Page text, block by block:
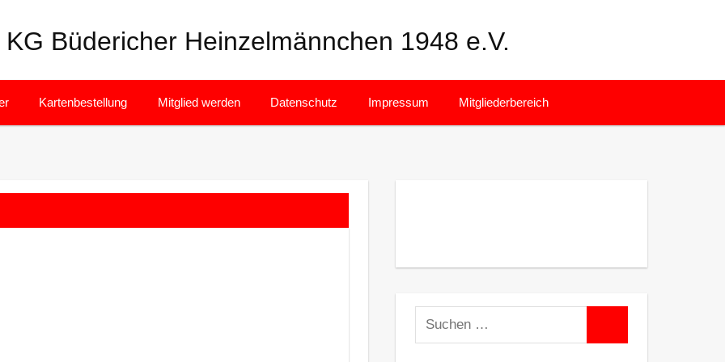
KG Büdericher Heinzelmännchen 1948 e.V.
Kartenbestellung Mitglied werden Datenschutz Impressum Mitgliederbereich
Suchen